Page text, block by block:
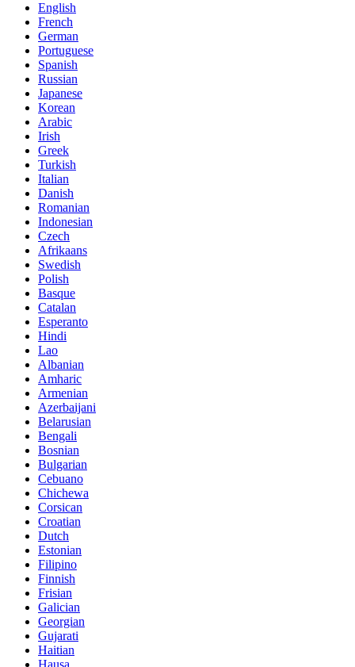
English
French
German
Portuguese
Spanish
Russian
Japanese
Korean
Arabic
Irish
Greek
Turkish
Italian
Danish
Romanian
Indonesian
Czech
Afrikaans
Swedish
Polish
Basque
Catalan
Esperanto
Hindi
Lao
Albanian
Amharic
Armenian
Azerbaijani
Belarusian
Bengali
Bosnian
Bulgarian
Cebuano
Chichewa
Corsican
Croatian
Dutch
Estonian
Filipino
Finnish
Frisian
Galician
Georgian
Gujarati
Haitian